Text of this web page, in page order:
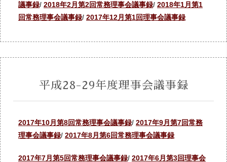
議事録/ 2018年2月第2回常務理事会議事録/ 2018年1月第1
回常務理事会議事録/ 2017年12月第1回理事会議事録
平成28-29年度理事会議事録
2017年10月第8回常務理事会議事録/ 2017年9月第7回常務
理事会議事録/ 2017年8月第6回常務理事会議事録
2017年7月第5回常務理事会議事録/ 2017年6月第3回理事会